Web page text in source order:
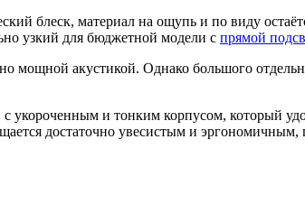
блеск, материал на ощупь и по виду
узкий для бюджетной модели с прямой
мощной акустикой. Однако большого
укороченным и тонким корпусом, который
достаточно увесистым и